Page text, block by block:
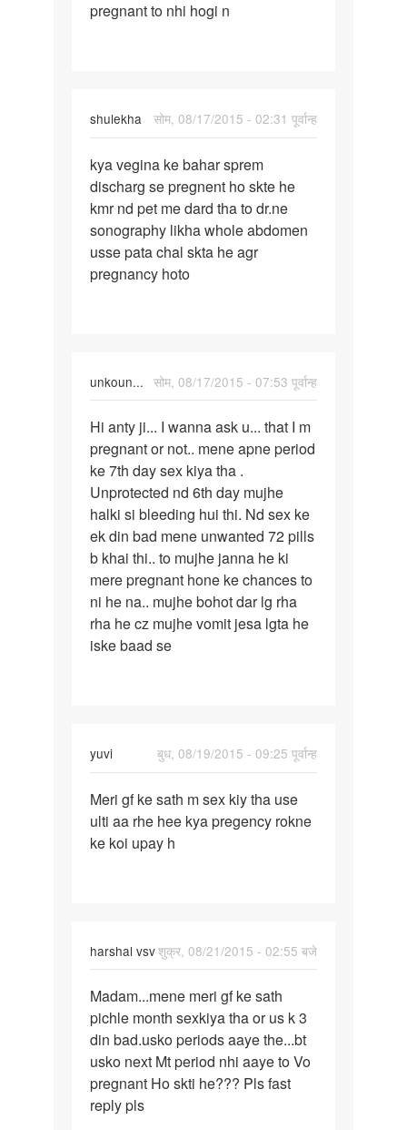
gf
pregnant to nhi hogi n
shulekha
सोम, 08/17/2015 - 02:31 पूर्वान्ह
kya
vegina
ke
bahar
sprem
kya vegina ke bahar sprem
discharg se pregnent ho skte he
kmr nd pet me dard tha to dr.ne
sonography likha whole abdomen
usse pata chal skta he agr
pregnancy hoto
unkoun... सोम, 08/17/2015 - 07:53 पूर्वान्ह
Hi
anty
ji...
I
wanna
ask
u..
Hi anty ji... I wanna ask u... that I m
pregnant or not.. mene apne period
ke 7th day sex kiya tha .
Unprotected nd 6th day mujhe
halki si bleeding hui thi. Nd sex ke
ek din bad mene unwanted 72 pills
b khai thi.. to mujhe janna he ki
mere pregnant hone ke chances to
ni he na.. mujhe bohot dar lg rha
rha he cz mujhe vomit jesa lgta he
iske baad se
yuvi
बुध, 08/19/2015 - 09:25 पूर्वान्ह
Meri
gf
ke
tha
Meri gf ke sath m sex kiy tha use
ulti aa rhe hee kya pregency rokne
ke koi upay h
harshal vsvशुक्र, 08/21/2015 - 02:55 बजे
Madam...mene
meri
gf
ke
sath
Madam...mene meri gf ke sath
pichle month sexkiya tha or us k 3
din bad.usko periods aaye the...bt
usko next Mt period nhi aaye to Vo
pregnant Ho skti he??? Pls fast
reply pls